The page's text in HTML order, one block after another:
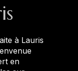
à Lauris
en